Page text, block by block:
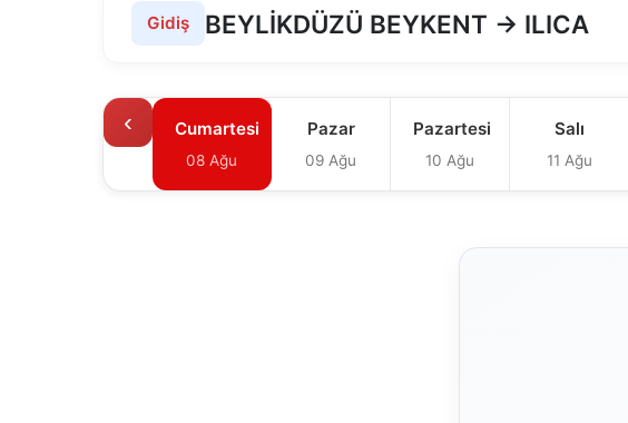
Gidiş BEYLİKDÜZÜ BEYKENT → ILICA
‹ Cumartesi
08 Ağu
Pazar
09 Ağu
Pazartesi
10 Ağu
Salı
11 Ağu